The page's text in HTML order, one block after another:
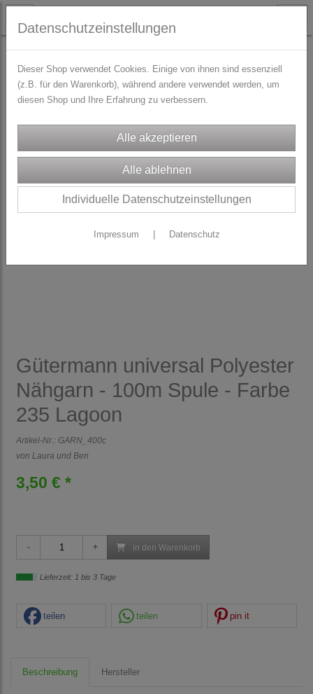
TRACHTENZUBEHÖR Nähgarn
Gütermann universal Polyester
Nähgarn - 100m Spule - Farbe
235 Lagoon
Artikel-Nr.: GARN_400c
von Laura und Ben
3,50 € *
in den Warenkorb
Lieferzeit: 1 bis 3 Tage
teilen teilen pin it
Beschreibung Hersteller
Datenschutzeinstellungen
Dieser Shop verwendet Cookies. Einige von ihnen sind essenziell
(z.B. für den Warenkorb), während andere verwendet werden, um
diesen Shop und Ihre Erfahrung zu verbessern.
Individuelle Datenschutzeinstellungen
Impressum Datenschutz